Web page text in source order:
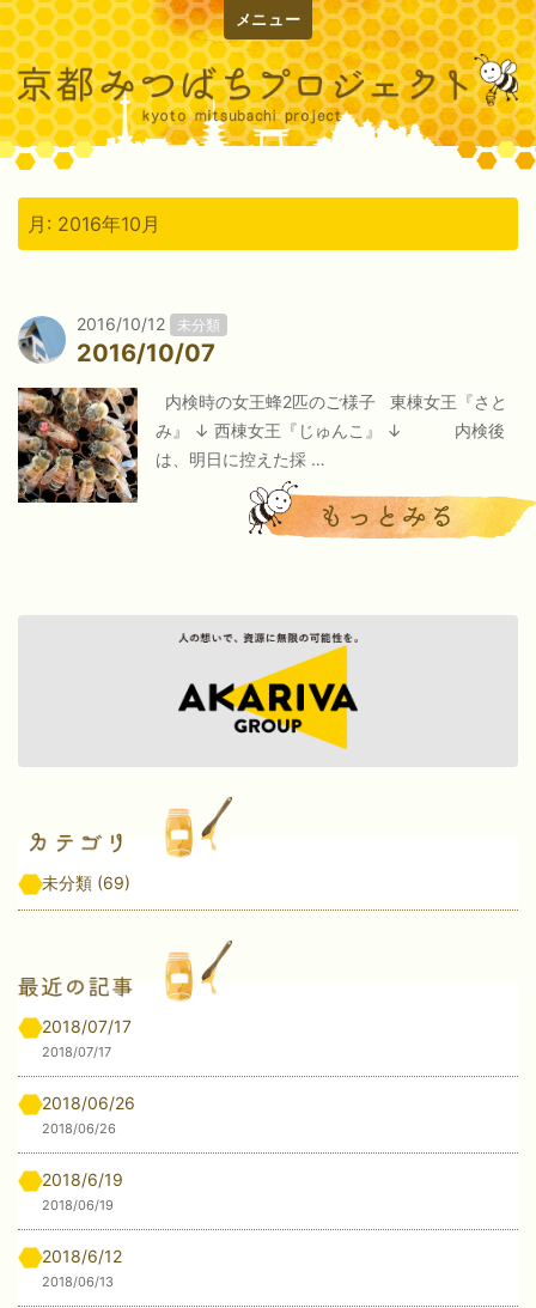
メニュー
月: 2016年10月
2016/10/12 未分類
2016/10/07
内検時の女王蜂2匹のご様子 東棟女王『さと
み』 ↓ 西棟女王『じゅんこ』 ↓ 内検後
は、明日に控えた採 …
未分類 (69)
2018/07/17
2018/07/17
2018/06/26
2018/06/26
2018/6/19
2018/06/19
2018/6/12
2018/06/13